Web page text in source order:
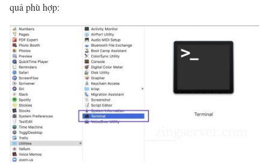
quả phù hợp: